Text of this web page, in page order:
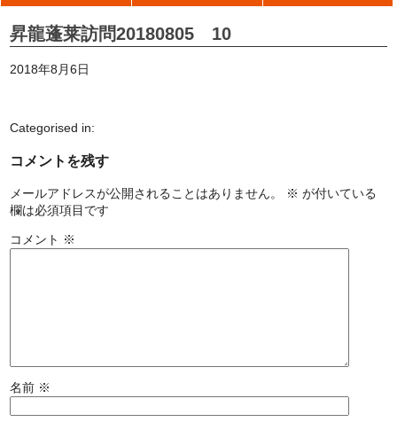
昇龍蓬莱訪問20180805 10
2018年8月6日
Categorised in:
コメントを残す
メールアドレスが公開されることはありません。 ※ が付いている
欄は必須項目です
コメント ※
名前 ※